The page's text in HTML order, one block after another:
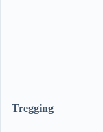
Tregging